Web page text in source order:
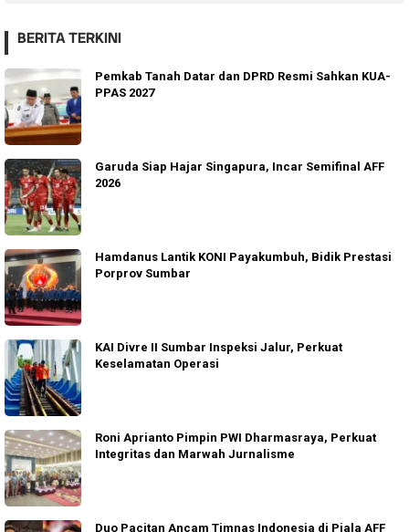
BERITA TERKINI
Pemkab Tanah Datar dan DPRD Resmi Sahkan KUA-
PPAS 2027
Garuda Siap Hajar Singapura, Incar Semifinal AFF
2026
Hamdanus Lantik KONI Payakumbuh, Bidik Prestasi
Porprov Sumbar
KAI Divre II Sumbar Inspeksi Jalur, Perkuat
Keselamatan Operasi
Roni Aprianto Pimpin PWI Dharmasraya, Perkuat
Integritas dan Marwah Jurnalisme
Duo Pacitan Ancam Timnas Indonesia di Piala AFF